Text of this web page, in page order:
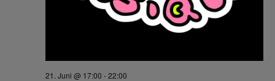
21. Juni @ 17:00 -22:00